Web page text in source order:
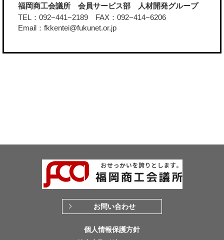
福岡商工会議所 会員サービス部 人材開発グループ
TEL：092−441−2189 FAX：092−414−6206
Email：fkkentei@fukunet.or.jp
お問い合わせ
個人情報保護方針